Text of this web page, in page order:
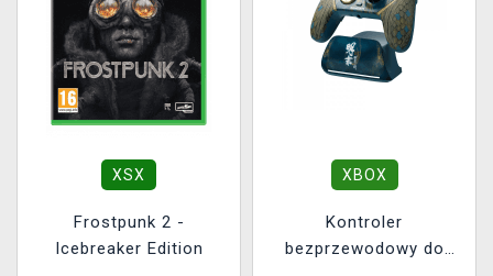
XSX
Frostpunk 2 -
Icebreaker Edition
XBOX
Kontroler
bezprzewodowy do